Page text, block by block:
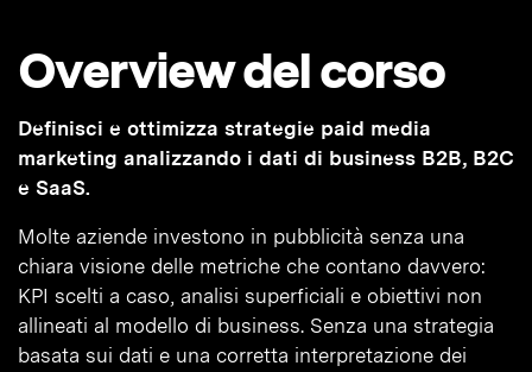
Overview del corso
Definisci e ottimizza strategie paid media
marketing analizzando i dati di business B2B, B2C
e SaaS.
Molte aziende investono in pubblicità senza una
chiara visione delle metriche che contano davvero:
KPI scelti a caso, analisi superficiali e obiettivi non
allineati al modello di business. Senza una strategia
basata sui dati e una corretta interpretazione dei